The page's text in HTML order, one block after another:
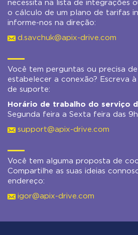
necessita na lista de integrações
o cálculo de um plano de tarifas
informe-nos na direção:
d.savchuk@apix-drive.com
Você tem perguntas ou precisa
estabelecer a conexão? Escreva à
de suporte:
Horário de trabalho do serviço
Segunda feira a Sexta feira das 9h
support@apix-drive.com
Você tem alguma proposta de
Compartilhe as suas ideias
endereço:
igor@apix-drive.com